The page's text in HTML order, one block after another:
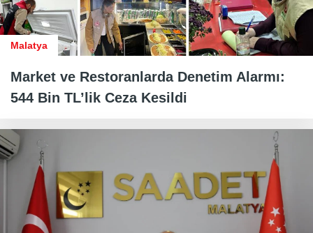
Malatya
Market ve Restoranlarda Denetim Alarmı:
544 Bin TL’lik Ceza Kesildi